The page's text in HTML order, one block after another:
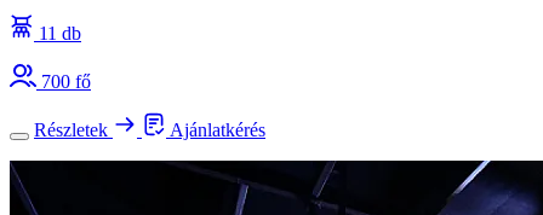
11 db
700 fő
Részletek Ajánlatkérés